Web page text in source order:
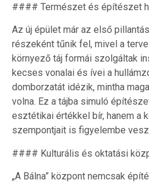
#### Természet és építészet
Az új épület már az első
részeként tűnik fel, mivel a
környező táj formái szolgáltak
kecses vonalai és ívei a
domborzatát idézik, mintha
volna. Ez a tájba simuló
esztétikai értékkel bír, hanem a
szempontjait is figyelembe
#### Kulturális és oktatási
„A Bálna” központ nemcsak